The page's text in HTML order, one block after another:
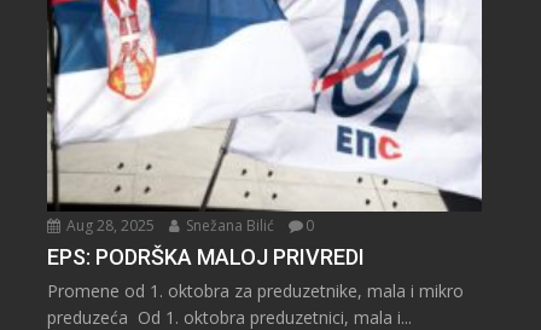
Aug 28, 2025 Snežana Bilić 0
EPS: PODRŠKA MALOJ PRIVREDI
Promene od 1. oktobra za preduzetnike, mala i mikro
preduzeća Od 1. oktobra preduzetnici, mala i...